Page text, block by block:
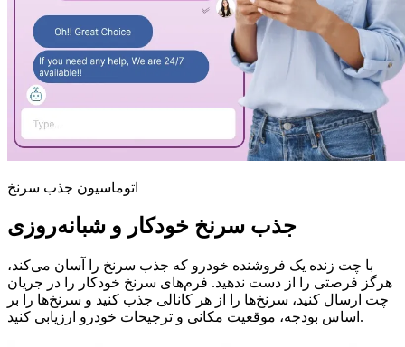
اتوماسیون جذب سرنخ
جذب سرنخ خودکار و شبانه‌روزی
با چت زنده یک فروشنده خودرو که جذب سرنخ را آسان می‌کند،
هرگز فرصتی را از دست ندهید. فرم‌های سرنخ خودکار را در جریان
چت ارسال کنید، سرنخ‌ها را از هر کانالی جذب کنید و سرنخ‌ها را بر
اساس بودجه، موقعیت مکانی و ترجیحات خودرو ارزیابی کنید.